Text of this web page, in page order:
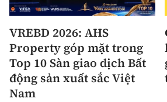
VREBD 2026: AHS
Property góp mặt trong
Top 10 Sàn giao dịch Bất
động sản xuất sắc Việt
Nam